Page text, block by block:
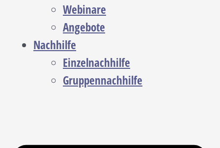
Webinare
Angebote
Nachhilfe
Einzelnachhilfe
Gruppennachhilfe